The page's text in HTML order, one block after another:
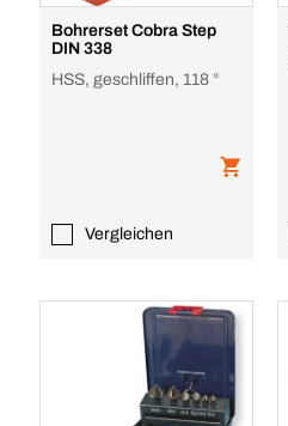
Bohrerset Cobra Step
DIN 338
HSS, geschliffen, 118 °
Vergleichen